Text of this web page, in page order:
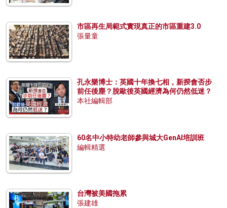
市區再生局範式實現真正的市區重建3.0
張量童
孔永樂博士：英國十年換七相，新揆會否步
前任後塵？脫歐後英國經濟為何仍然低迷？
本社編輯部
60名中小特幼老師參與城大GenAI培訓班
編輯精選
台灣被美國拖累
張建雄